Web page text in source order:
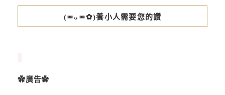
(≖ᴗ≖✿)養小人需要您的讚
✿廣告✿